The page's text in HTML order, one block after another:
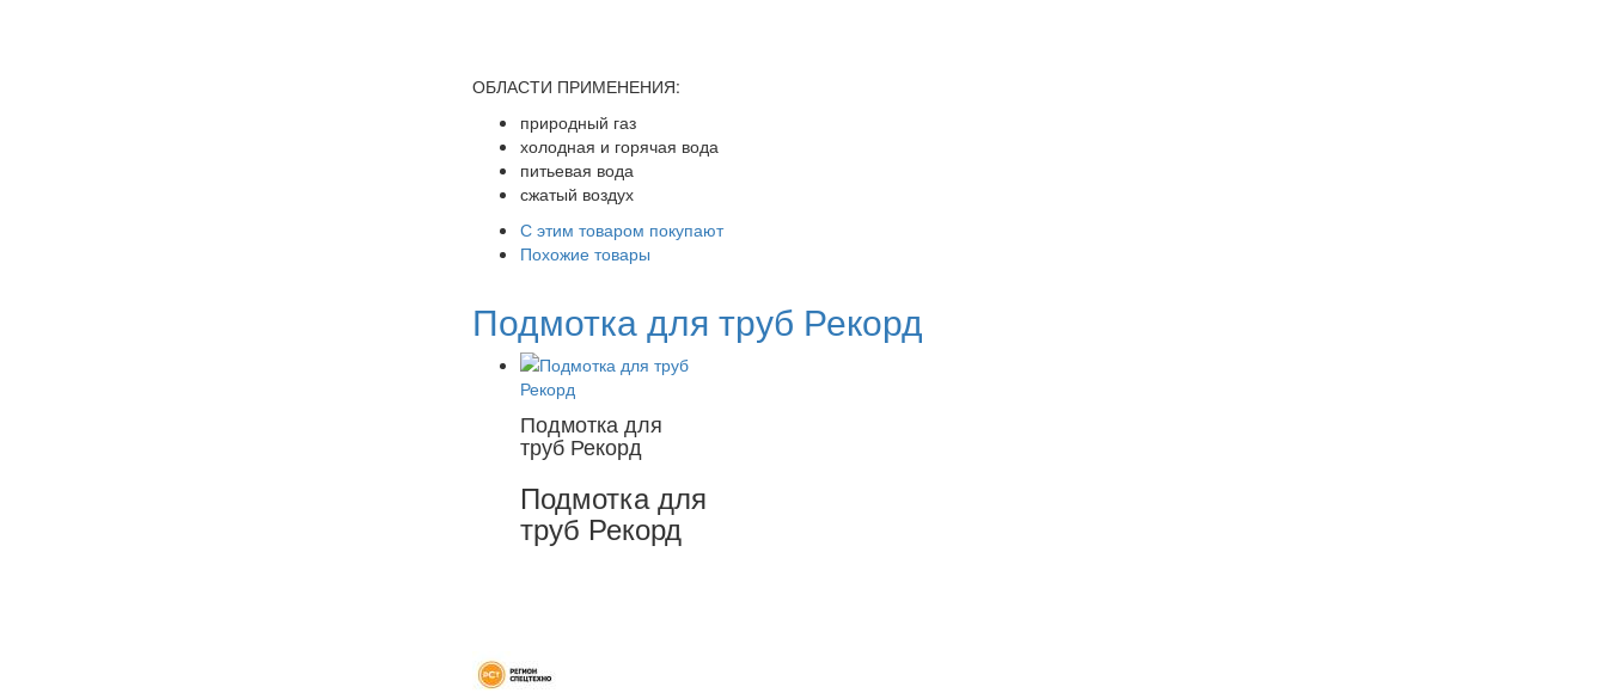
ОБЛАСТИ ПРИМЕНЕНИЯ:
природный газ
холодная и горячая вода
питьевая вода
сжатый воздух
С этим товаром покупают
Похожие товары
Подмотка для труб Рекорд
Подмотка для
труб Рекорд
Подмотка для
труб Рекорд